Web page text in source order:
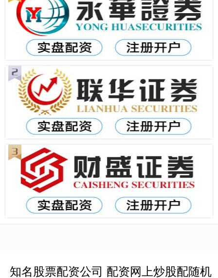
知名股票配资公司 配资网上炒股配随机